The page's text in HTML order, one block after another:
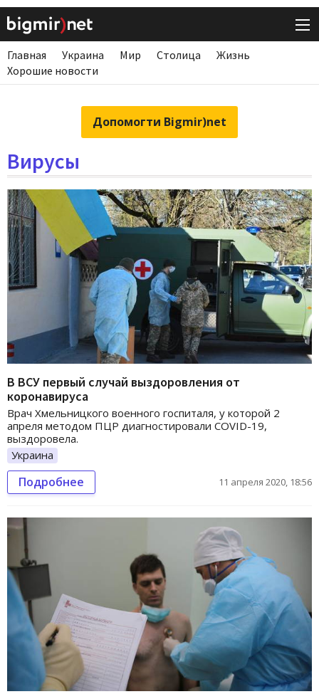
Главная Украина Мир Столица
Жизнь
Хорошие новости
Допомогти Bigmir)net
Вирусы
В ВСУ первый случай выздоровления от
коронавируса
Врач Хмельницкого военного госпиталя, у которой 2
апреля методом ПЦР диагностировали COVID-19,
выздоровела.
Украина
Подробнее 11 апреля 2020, 18:56